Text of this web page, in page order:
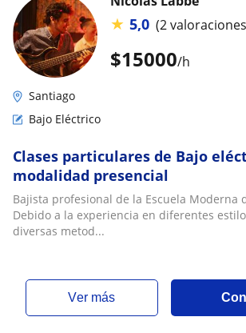
$15000/h
★ 5,0 (2
Santiago
Bajo Eléctrico
Clases particulares de Bajo
modalidad presencial
Bajista profesional de la Escuela Moderna
Debido a la experiencia en diferentes
diversas metod...
ver más